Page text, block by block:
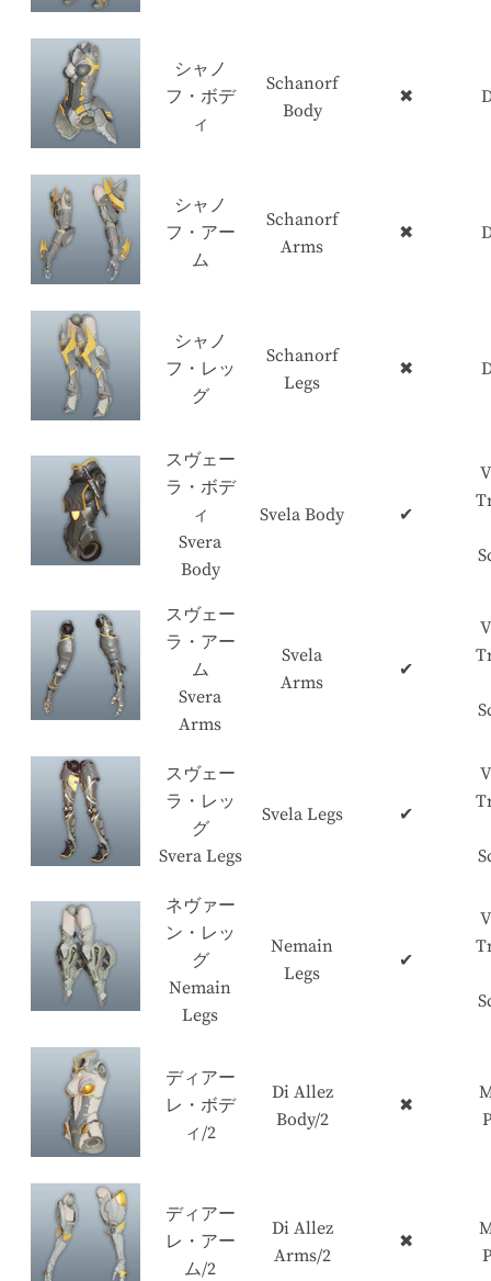
シャノ
フ・ボデ
ィ
Schanorf
Body
✖
シャノ
フ・アー
ム
Schanorf
Arms
✖
シャノ
フ・レッ
グ
Schanorf
Legs
✖
スヴェー
ラ・ボデ
ィ
Svera
Body
Svela Body ✔
スヴェー
ラ・アー
ム
Svera
Arms
Svela
Arms
✔
スヴェー
ラ・レッ
グ
Svera Legs
Svela Legs ✔
ネヴァー
ン・レッ
グ
Nemain
Legs
Nemain
Legs
✔
ディアー
レ・ボデ
ィ/2
Di Allez
Body/2
✖
ディアー
レ・アー
ム/2
Di Allez
Arms/2
✖